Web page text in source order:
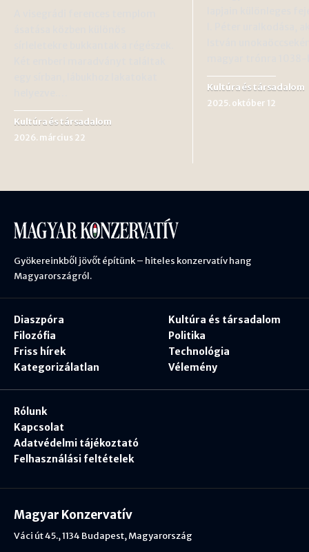
Kultúra és társadalom
2026. március 22
Kultúra és társadalom
2025. október 12
Gyökereinkből jövőt építünk – hiteles konzervatív hang
Magyarországról.
Diaszpóra
Filozófia
Friss hírek
Kategorizálatlan
Kultúra és társadalom
Politika
Technológia
Vélemény
Rólunk
Kapcsolat
Adatvédelmi tájékoztató
Felhasználási feltételek
Magyar Konzervatív
Váci út 45., 1134 Budapest, Magyarország